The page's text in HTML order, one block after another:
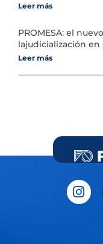
Leer más
PROMESA: el
lajudicialización en
Leer más